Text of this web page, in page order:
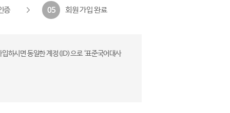
증 05 회원 가입 완료
하시면 동일한 계정(ID)으로 ‘표준국어대사